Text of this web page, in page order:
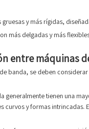
y más rígidas,
más delgadas y más
entre máquinas
banda, se deben
generalmente tienen una
y formas